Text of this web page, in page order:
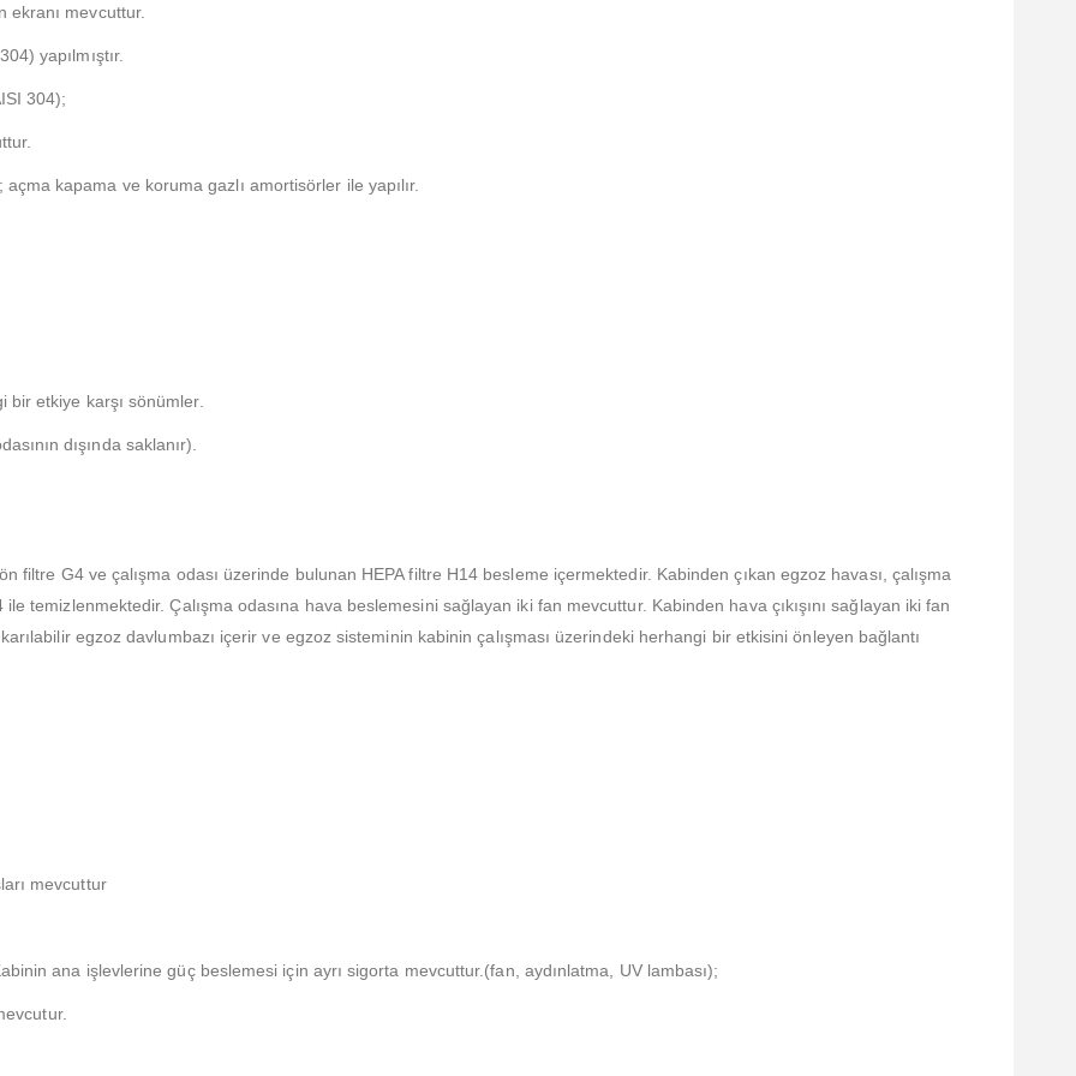
ekranı mevcuttur.
yapılmıştır.
304);
kapama ve koruma gazlı amortisörler ile yapılır.
bir etkiye karşı sönümler.
dışında saklanır).
filtre G4 ve çalışma odası üzerinde bulunan HEPA filtre H14 besleme içermektedir. Kabinden çıkan egzoz havası, çalışma
temizlenmektedir. Çalışma odasına hava beslemesini sağlayan iki fan mevcuttur. Kabinden hava çıkışını sağlayan iki fan
egzoz davlumbazı içerir ve egzoz sisteminin kabinin çalışması üzerindeki herhangi bir etkisini önleyen bağlantı
mevcuttur
ana işlevlerine güç beslemesi için ayrı sigorta mevcuttur.(fan, aydınlatma, UV lambası);